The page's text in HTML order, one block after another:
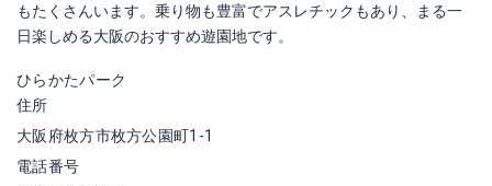
もたくさんいます。乗り物も豊富でアスレチックもあり、まる一
日楽しめる大阪のおすすめ遊園地です。
ひらかたパーク
住所
大阪府枚方市枚方公園町1-1
電話番号